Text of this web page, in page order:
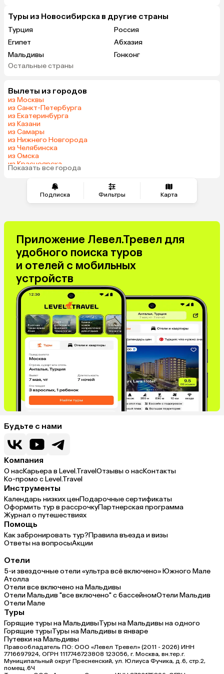
Подписка Фильтры Карта
Туры из Новосибирска в другие страны
Турция
Россия
Египет
Абхазия
Мальдивы
Гонконг
Саудовская Аравия
Остальные страны
Вылеты из городов
из Москвы
из Санкт-Петербурга
из Екатеринбурга
из Казани
из Самары
из Нижнего Новгорода
из Челябинска
из Омска
из Красноярска
из Волгограда
Показать все города
Приложение Левел.Тревел для
удобного поиска туров
и отелей с мобильных
устройств
Будьте с нами
Компания
О насКарьера в Level.TravelОтзывы о насКонтакты
Ко-промо с Level.Travel
Инструменты
Календарь низких ценПодарочные сертификаты
Оформить тур в рассрочкуПартнерская программа
Журнал о путешествиях
Помощь
Как забронировать тур?Правила въезда и визы
Ответы на вопросыАкции
Отели
5-и звездочные отели «ультра всё включено» Южного Мале
Атолла
Отели все включено на Мальдивы
Отели Мальдив "все включено" с бассейномОтели Мальдив
Отели Мале
Туры
Горящие туры на МальдивыТуры на Мальдивы на одного
Горящие турыТуры на Мальдивы в январе
Путевки на Мальдивы
Правообладатель ПО: ООО «Левел Тревел» (2011 - 2026) ИНН
7716697924, ОГРН 1117746723808 123056, г. Москва, вн.тер.г.
Муниципальный округ Пресненский, ул. Юлиуса Фучика, д.6, стр.2,
помещ.6Ч